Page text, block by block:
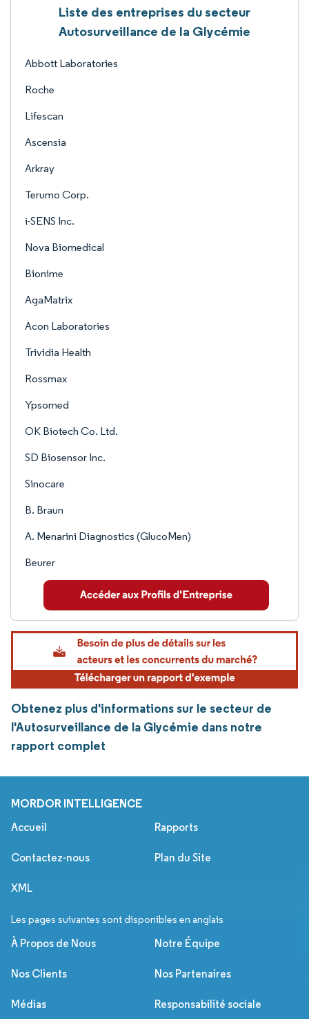
Liste des entreprises du secteur
Autosurveillance de la Glycémie
Abbott Laboratories
Roche
Lifescan
Ascensia
Arkray
Terumo Corp.
i-SENS Inc.
Nova Biomedical
Bionime
AgaMatrix
Acon Laboratories
Trividia Health
Rossmax
Ypsomed
OK Biotech Co. Ltd.
SD Biosensor Inc.
Sinocare
B. Braun
A. Menarini Diagnostics (GlucoMen)
Beurer
Obtenez plus d'informations sur le secteur de
l'Autosurveillance de la Glycémie dans notre
rapport complet
MORDOR INTELLIGENCE
Accueil Rapports
Contactez-nous Plan du Site
XML
Les pages suivantes sont disponibles en anglais
À Propos de Nous Notre Équipe
Nos Clients Nos Partenaires
Médias Responsabilité sociale